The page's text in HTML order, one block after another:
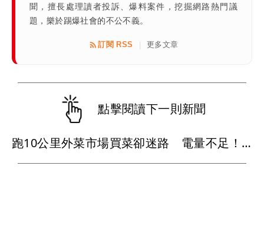
聞，擅長處理讀者投訴、爆料案件，挖掘網路熱門議
題，樂於踢爆社會的不公不義。
訂閱 RSS | 更多文章
點擊閱讀下一則新聞
跑10公里外菜市場買菜卻迷路 電量不足！警幫騎電動車回派出所充電